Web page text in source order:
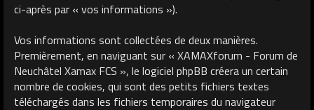
ci-après par « vos informations »).
Vos informations sont collectées de deux manières.
Premièrement, en naviguant sur « XAMAXforum - Forum de
Neuchâtel Xamax FCS », le logiciel phpBB créera un certain
nombre de cookies, qui sont des petits fichiers textes
téléchargés dans les fichiers temporaires du navigateur